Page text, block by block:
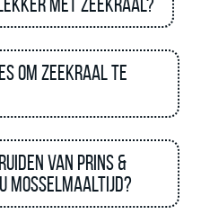
om zeekraal te
van Prins &
mosselmaaltijd?